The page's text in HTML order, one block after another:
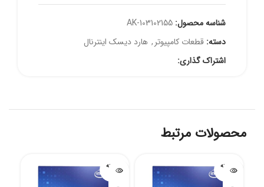
شناسه محصول: AK-103102155
دسته: قطعات کامپیوتر , هارد دیسک اینترنال
اشتراک گذاری:
محصولات مرتبط
فروخته
شده
فروخته
شده